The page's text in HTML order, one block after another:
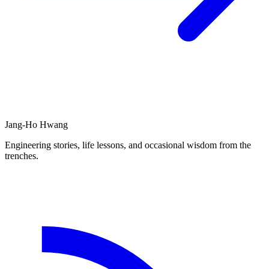
Jang-Ho Hwang
Engineering stories, life lessons, and occasional wisdom from the
trenches.